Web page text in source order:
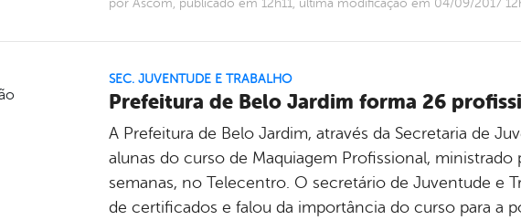
por Ascom, publicado em 12h11, última modificação em 04/09/2017
SEC. JUVENTUDE E TRABALHO
Prefeitura de Belo Jardim forma 26
A Prefeitura de Belo Jardim, através da Secretaria de
alunas do curso de Maquiagem Profissional,
semanas, no Telecentro. O secretário de Juventude e
de certificados e falou da importância do curso para a